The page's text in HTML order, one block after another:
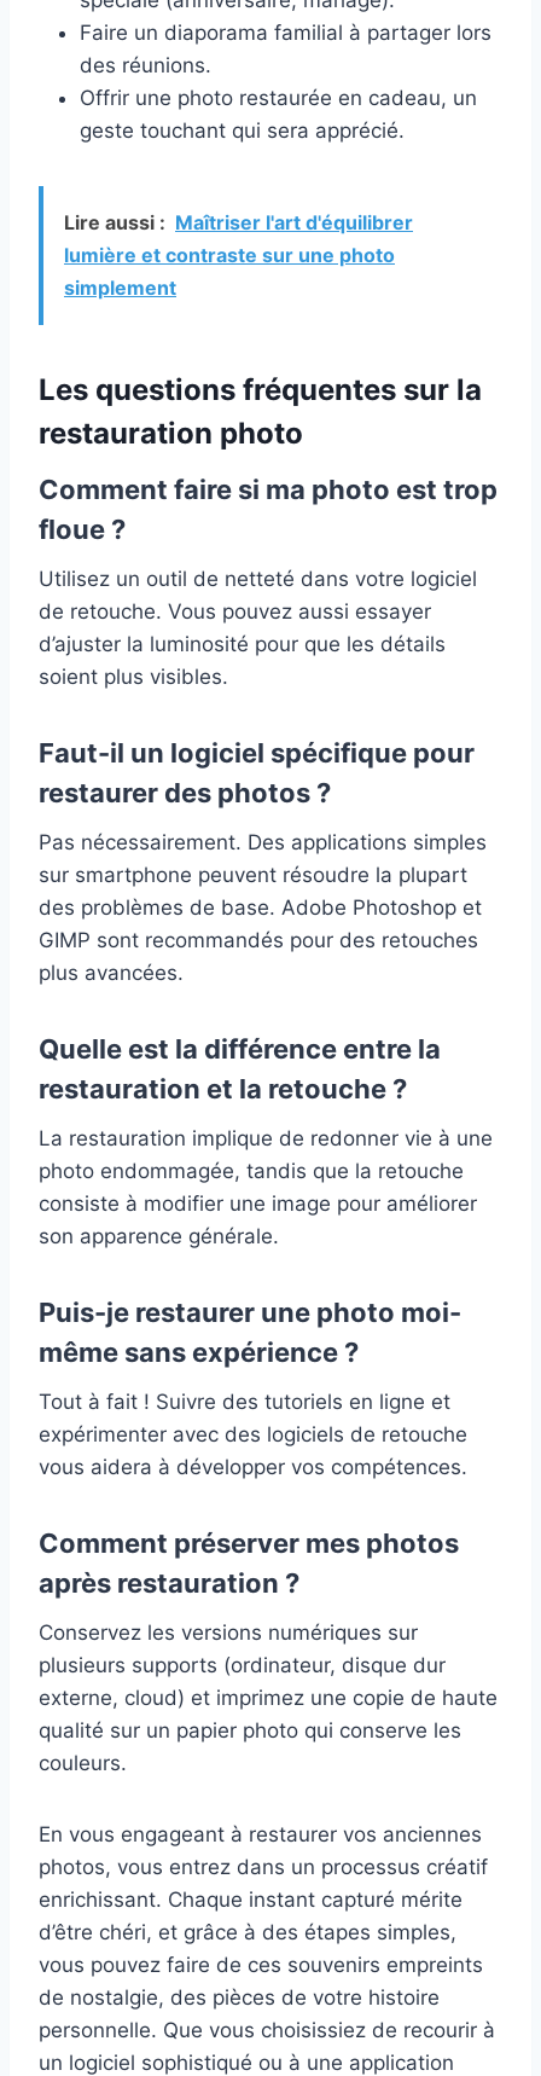
Faire un diaporama familial à partager lors
des réunions.
Offrir une photo restaurée en cadeau, un
geste touchant qui sera apprécié.
Lire aussi : Maîtriser l'art d'équilibrer
lumière et contraste sur une photo
simplement
Les questions fréquentes sur la
restauration photo
Comment faire si ma photo est trop
floue ?
Utilisez un outil de netteté dans votre logiciel
de retouche. Vous pouvez aussi essayer
d’ajuster la luminosité pour que les détails
soient plus visibles.
Faut-il un logiciel spécifique pour
restaurer des photos ?
Pas nécessairement. Des applications simples
sur smartphone peuvent résoudre la plupart
des problèmes de base. Adobe Photoshop et
GIMP sont recommandés pour des retouches
plus avancées.
Quelle est la différence entre la
restauration et la retouche ?
La restauration implique de redonner vie à une
photo endommagée, tandis que la retouche
consiste à modifier une image pour améliorer
son apparence générale.
Puis-je restaurer une photo moi-
même sans expérience ?
Tout à fait ! Suivre des tutoriels en ligne et
expérimenter avec des logiciels de retouche
vous aidera à développer vos compétences.
Comment préserver mes photos
après restauration ?
Conservez les versions numériques sur
plusieurs supports (ordinateur, disque dur
externe, cloud) et imprimez une copie de haute
qualité sur un papier photo qui conserve les
couleurs.
En vous engageant à restaurer vos anciennes
photos, vous entrez dans un processus créatif
enrichissant. Chaque instant capturé mérite
d’être chéri, et grâce à des étapes simples,
vous pouvez faire de ces souvenirs empreints
de nostalgie, des pièces de votre histoire
personnelle. Que vous choisissiez de recourir à
un logiciel sophistiqué ou à une application